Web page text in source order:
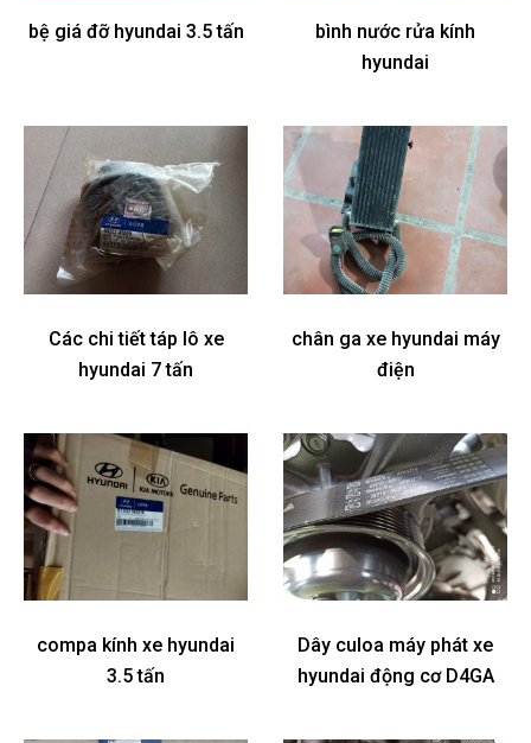
bệ giá đỡ hyundai 3.5 tấn
bình nước rửa kính
hyundai
Các chi tiết táp lô xe
hyundai 7 tấn
chân ga xe hyundai máy
điện
compa kính xe hyundai
3.5 tấn
Dây culoa máy phát xe
hyundai động cơ D4GA